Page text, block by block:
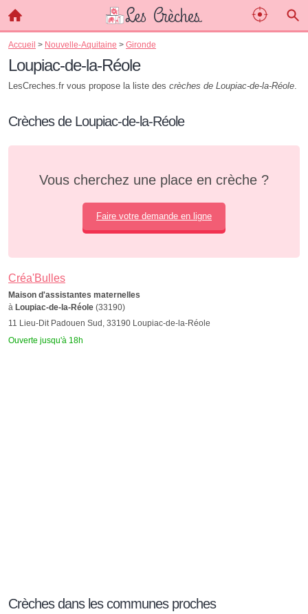
Accueil > Nouvelle-Aquitaine > Gironde
Loupiac-de-la-Réole
LesCreches.fr vous propose la liste des crèches de Loupiac-de-la-Réole.
Crèches de Loupiac-de-la-Réole
Vous cherchez une place en crèche ?
Faire votre demande en ligne
Créa'Bulles
Maison d'assistantes maternelles
à Loupiac-de-la-Réole (33190)
11 Lieu-Dit Padouen Sud, 33190 Loupiac-de-la-Réole
Ouverte jusqu'à 18h
Crèches dans les communes proches